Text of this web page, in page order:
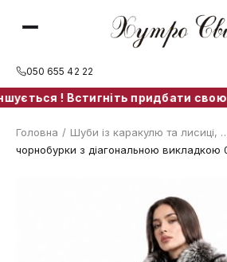
050 655 42 22
! Встигніть придбати свою
Головна / Шуби із каракулю та
чорнобурки з діагональною викладкою